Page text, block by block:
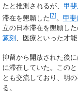
たと推測されるが、 甲
滞在を懇願した[7]。 甲
立の日本滞在を懇願し
篆刻 、医療といった才
抑留から開放された後
に滞在していた。この
とも交流しており、明
る。